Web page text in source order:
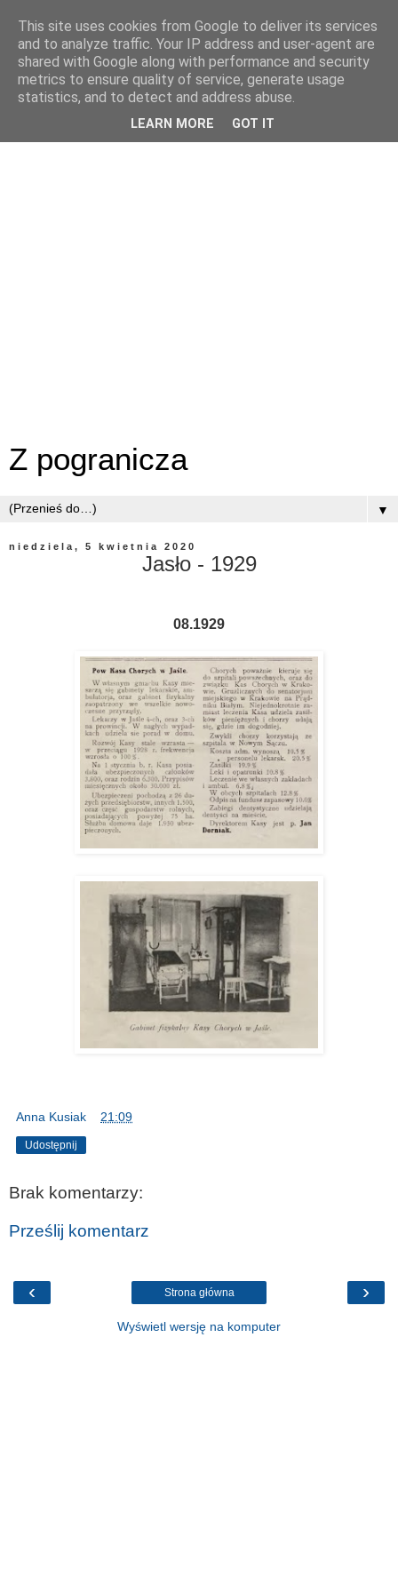
Z pogranicza
▼
niedziela, 5 kwietnia 2020
Jasło - 1929
08.1929
Anna Kusiak 21:09
Udostępnij
Brak komentarzy:
Prześlij komentarz
‹ ›
Strona główna
Wyświetl wersję na komputer
This site uses cookies from Google to deliver its services
and to analyze traffic. Your IP address and user-agent are
shared with Google along with performance and security
metrics to ensure quality of service, generate usage
statistics, and to detect and address abuse.
LEARN MORE GOT IT